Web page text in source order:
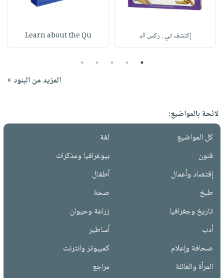
إكتشف تي . ركس الد Learn about the Qu
1
2
3
4
5
المزيد من البنود »
لائحة بالمواضيع:
كل المواضيع
لغة
فنون
بيوغرافيا ومذكرات
إقتصاد وأعمال
أطفال
طبخ
صحة
تاريخ وجغرافيا
زراعة وحيوان
أدب
أساطير
صحافة وإعلام
كمبيوتر وانترنت
المرأة والعائلة
مراجع